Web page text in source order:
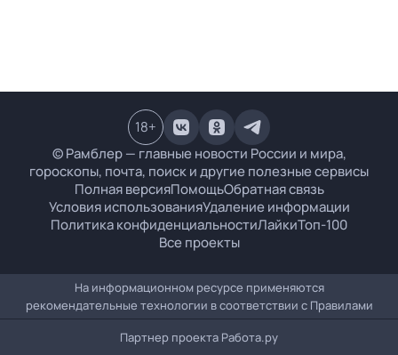
© Рамблер — главные новости России и мира,
гороскопы, почта, поиск и другие полезные сервисы
Полная версияПомощьОбратная связь
Условия использованияУдаление информации
Политика конфиденциальностиЛайкиТоп-100
Все проекты
18+
На информационном ресурсе применяются
рекомендательные технологии в соответствии с Правилами
Партнер проекта Работа.ру